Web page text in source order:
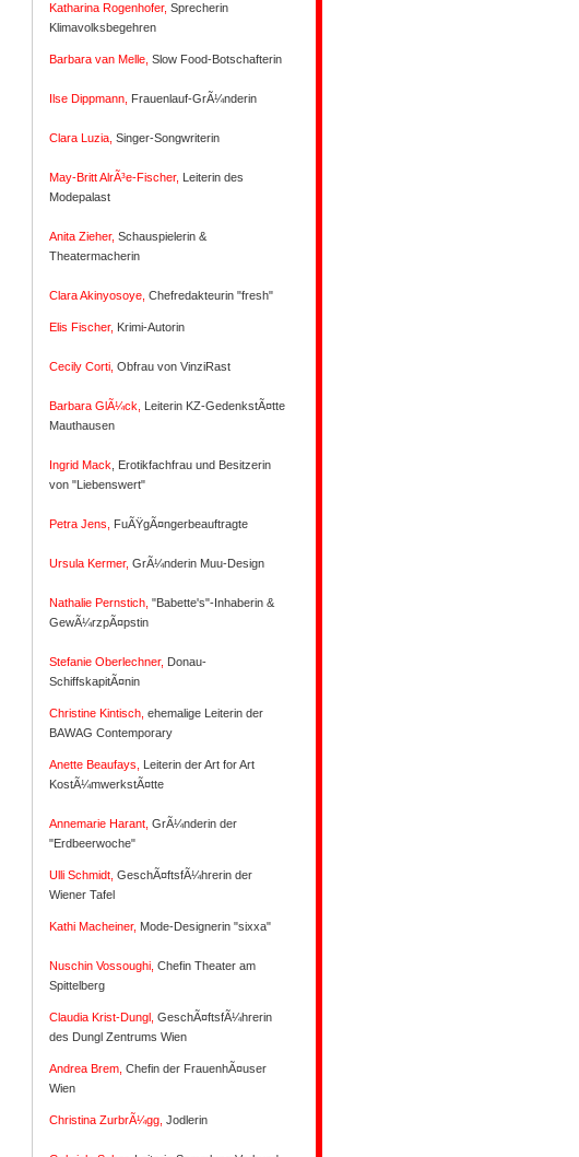
Katharina Rogenhofer, Sprecherin
Klimavolksbegehren
Barbara van Melle, Slow Food-Botschafterin
Ilse Dippmann, Frauenlauf-GrÃ¼nderin
Clara Luzia, Singer-Songwriterin
May-Britt AlrÃ³e-Fischer, Leiterin des
Modepalast
Anita Zieher, Schauspielerin &
Theatermacherin
Clara Akinyosoye, Chefredakteurin "fresh"
Elis Fischer, Krimi-Autorin
Cecily Corti, Obfrau von VinziRast
Barbara GlÃ¼ck,
Leiterin KZ-GedenkstÃ¤tte
Mauthausen
Ingrid Mack , Erotikfachfrau und Besitzerin
von "Liebenswert"
Petra Jens, FuÃŸgÃ¤ngerbeauftragte
Ursula Kermer, GrÃ¼nderin Muu-Design
Nathalie Pernstich, "Babette's"-Inhaberin &
GewÃ¼rzpÃ¤pstin
Stefanie Oberlechner, Donau-
SchiffskapitÃ¤nin
Christine Kintisch, ehemalige Leiterin der
BAWAG Contemporary
Anette Beaufays,
Leiterin der Art for Art
KostÃ¼mwerkstÃ¤tte
Annemarie Harant, GrÃ¼nderin der
"Erdbeerwoche"
Ulli Schmidt, GeschÃ¤ftsfÃ¼hrerin der
Wiener Tafel
Kathi Macheiner, Mode-Designerin "sixxa"
Nuschin Vossoughi, Chefin Theater am
Spittelberg
Claudia Krist-Dungl, GeschÃ¤ftsfÃ¼hrerin
des Dungl Zentrums Wien
Andrea Brem, Chefin der FrauenhÃ¤user
Wien
Christina ZurbrÃ¼gg, Jodlerin